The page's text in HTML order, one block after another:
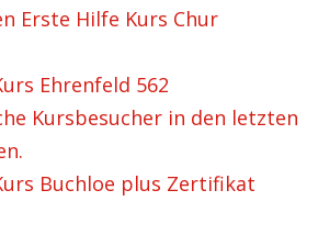
Erste Hilfe Kurs Chur
Ehrenfeld 562
Kursbesucher in den letzten
Buchloe plus Zertifikat